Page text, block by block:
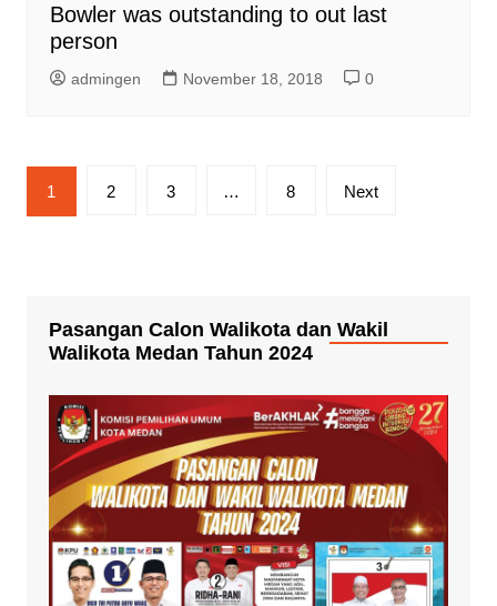
Bowler was outstanding to out last
person
admingen November 18, 2018 0
Paginasi
pos
1 2 3 … 8 Next
Pasangan Calon Walikota dan Wakil
Walikota Medan Tahun 2024